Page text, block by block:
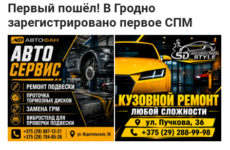
Первый пошёл! В Гродно
зарегистрировано первое СПМ